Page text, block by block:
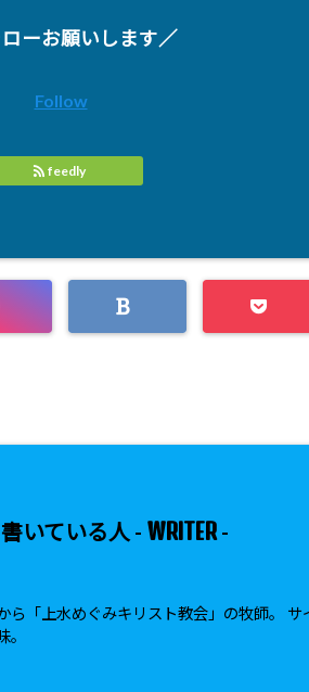
ーお願いします／
Follow
feedly
いている人 - WRITER-
ら「上水めぐみキリスト教会」の牧師。 サ
。